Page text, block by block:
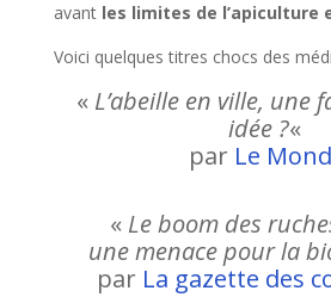
avant les limites de l’apiculture
Voici quelques titres chocs des
« L’abeille en ville, une
idée ?«
par Le
« Le boom des
une menace pour la
par La gazette des